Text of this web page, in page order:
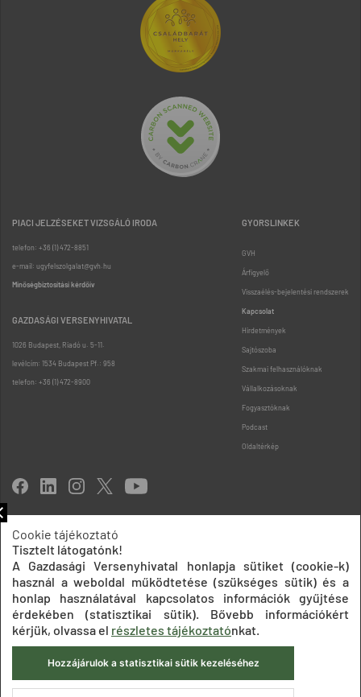
PIACI JELZÉSEKET VIZSGÁLÓ IRODA
telefon: +36 (1) 472-8851
e-mail: ugyfelszolgalat@gvh.hu
Minőségbiztosítási kérdőív
GAZDASÁGI VERSENYHIVATAL
1026 Budapest, Riadó u. 5-11.
levélcím: 1534 Budapest Pf.: 958
telefon: +36 (1) 472-8900
GYORSLINKEK
GVH
Árfigyelő
Visszaélés-bejelentési rendszerek
Kapcsolat
Hirdetmények
Sajtószoba
Szakmai felhasználóknak
Vállalkozásoknak
Fogyasztóknak
Podcast
Oldaltérkép
Impresszum Adatkezelési tájékoztatók
Közadatkereső
Süti beállítások ÁSZF
© 2020 Gazdasági Versenyhivatal
Cookie tájékoztató
Tisztelt látogatónk!
A Gazdasági Versenyhivatal honlapja sütiket (cookie-k)
használ a weboldal működtetése (szükséges sütik) és a
honlap használatával kapcsolatos információk gyűjtése
érdekében (statisztikai sütik). Bővebb információkért
kérjük, olvassa el részletes tájékoztatónkat.
Hozzájárulok a statisztikai sütik kezeléséhez